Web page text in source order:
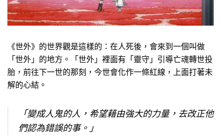
《世外》的世界觀是這樣的：在人死後，會來到一個叫做
「世外」的地方。「世外」裡面有「靈守」引導亡魂轉世投
胎，前往下一世的那刻，今世會化作一條紅線，上面打著未
解的心結。
「變成人鬼的人，希望藉由強大的力量，去改正他
們認為錯誤的事。」